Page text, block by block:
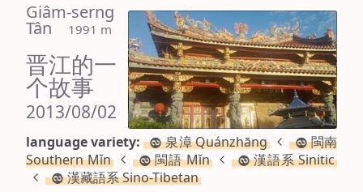
Giâm-serng
Tân 1991 m
晋江的一
个故事
2013/08/02
language variety: 泉漳 Quánzhāng
閩南
Southern Mǐn
閩語 Mǐn
漢語系 Sinitic
漢藏語系 Sino-Tibetan